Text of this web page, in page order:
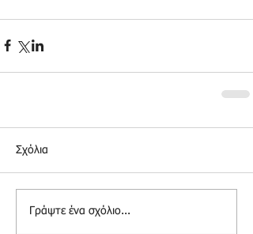
Σχόλια
Γράψτε ένα σχόλιο...